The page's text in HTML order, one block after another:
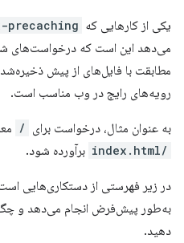
یکی از کارهایی که precaching
می‌دهد این است که درخواست‌های
مطابقت با فایل‌های از پیش
رویه‌های رایج در وب مناسب است.
به عنوان مثال، درخواست برای /
/index.html برآورده شود.
در زیر فهرستی از دستکاری‌هایی
به‌طور پیش‌فرض انجام می‌دهد و
دهید.